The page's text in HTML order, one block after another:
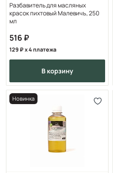
Разбавитель для масляных
красок пихтовый Малевичъ, 250
мл
516
129 x 4 платежа
в корзину
Новинка